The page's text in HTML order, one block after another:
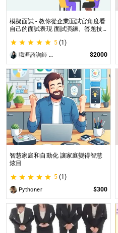
模擬面試 - 教你從企業面試官角度看
自己的面試表現 面試演練、答題技
5 (1)
職涯諮詢師 阿紫 $2000
智慧家庭和自動化 讓家庭變得智慧
炫目
5 (1)
Pythoner $300